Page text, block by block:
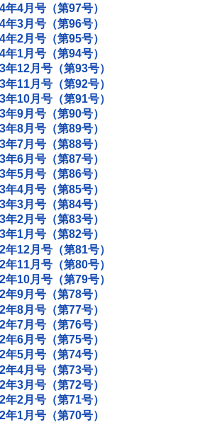
4月号（第97号）
3月号（第96号）
2月号（第95号）
1月号（第94号）
12月号（第93号）
11月号（第92号）
10月号（第91号）
9月号（第90号）
8月号（第89号）
7月号（第88号）
6月号（第87号）
5月号（第86号）
4月号（第85号）
3月号（第84号）
2月号（第83号）
1月号（第82号）
12月号（第81号）
11月号（第80号）
10月号（第79号）
9月号（第78号）
8月号（第77号）
7月号（第76号）
6月号（第75号）
5月号（第74号）
4月号（第73号）
3月号（第72号）
2月号（第71号）
1月号（第70号）